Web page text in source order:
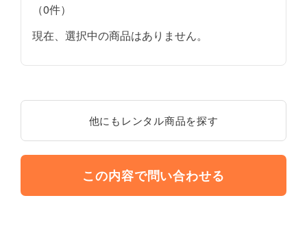
（0件）
現在、選択中の商品はありません。
他にもレンタル商品を探す
この内容で問い合わせる